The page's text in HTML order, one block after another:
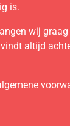
is.
wij
altijd